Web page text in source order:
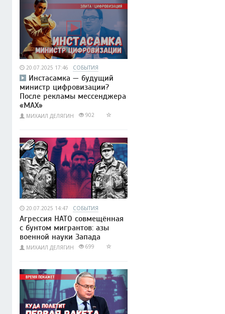
20.07.2025 17:46 СОБЫТИЯ
Инстасамка — будущий
министр цифровизации?
После рекламы мессенджера
«MAX»
МИХАИЛ ДЕЛЯГИН 902
20.07.2025 14:47 СОБЫТИЯ
Агрессия НАТО совмещённая
с бунтом мигрантов: азы
военной науки Запада
МИХАИЛ ДЕЛЯГИН 699